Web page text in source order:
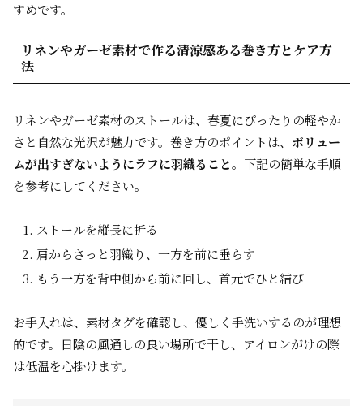
すめです。
リネンやガーゼ素材で作る清涼感ある巻き方とケア方
法
リネンやガーゼ素材のストールは、春夏にぴったりの軽やか
さと自然な光沢が魅力です。巻き方のポイントは、 ボリュー
ムが出すぎないようにラフに羽織ること。下記の簡単な手順
を参考にしてください。
ストールを縦長に折る
肩からさっと羽織り、一方を前に垂らす
もう一方を背中側から前に回し、首元でひと結び
お手入れは、素材タグを確認し、優しく手洗いするのが理想
的です。日陰の風通しの良い場所で干し、アイロンがけの際
は低温を心掛けます。